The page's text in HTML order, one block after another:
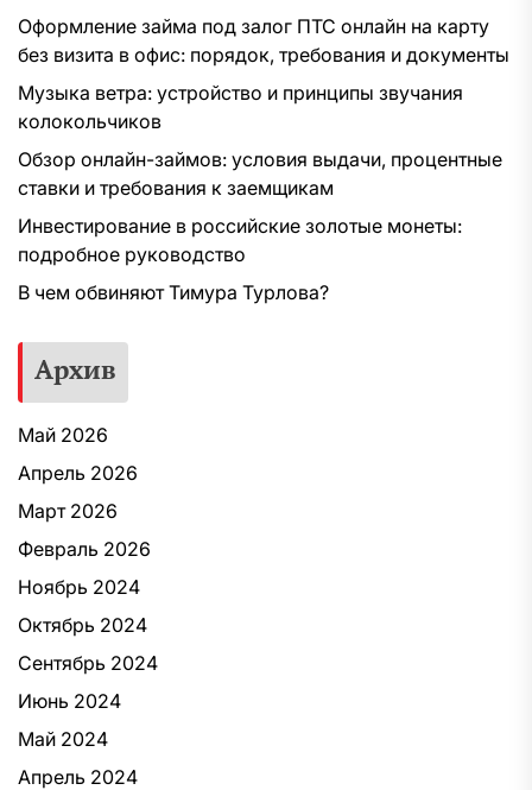
Оформление займа под залог ПТС онлайн на карту
без визита в офис: порядок, требования и документы
Музыка ветра: устройство и принципы звучания
колокольчиков
Обзор онлайн-займов: условия выдачи, процентные
ставки и требования к заемщикам
Инвестирование в российские золотые монеты:
подробное руководство
В чем обвиняют Тимура Турлова?
Архив
Май 2026
Апрель 2026
Март 2026
Февраль 2026
Ноябрь 2024
Октябрь 2024
Сентябрь 2024
Июнь 2024
Май 2024
Апрель 2024